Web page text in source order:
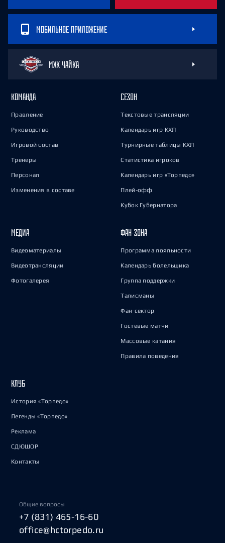
МОБИЛЬНОЕ ПРИЛОЖЕНИЕ
МХК ЧАЙКА
КОМАНДА
Правление
Руководство
Игровой состав
Тренеры
Персонал
Изменения в составе
СЕЗОН
Текстовые трансляции
Календарь игр КХЛ
Турнирные таблицы КХЛ
Статистика игроков
Календарь игр «Торпедо»
Плей-офф
Кубок Губернатора
МЕДИА
Видеоматериалы
Видеотрансляции
Фотогалерея
ФАН-ЗОНА
Программа лояльности
Календарь болельщика
Группа поддержки
Талисманы
Фан-сектор
Гостевые матчи
Массовые катания
Правила поведения
КЛУБ
История «Торпедо»
Легенды «Торпедо»
Реклама
СДЮШОР
Контакты
Общие вопросы
+7 (831) 465-16-60
office@hctorpedo.ru